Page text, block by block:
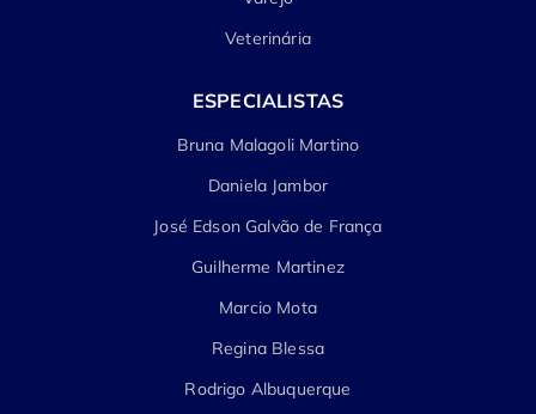
Veterinária
ESPECIALISTAS
Bruna Malagoli Martino
Daniela Jambor
José Edson Galvão de França
Guilherme Martinez
Marcio Mota
Regina Blessa
Rodrigo Albuquerque